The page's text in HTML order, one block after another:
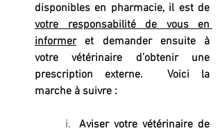
votre responsabilité de vous en
informer et demander ensuite à
votre vétérinaire d’obtenir une
prescription externe.  Voici la
marche à suivre :
Aviser votre vétérinaire de